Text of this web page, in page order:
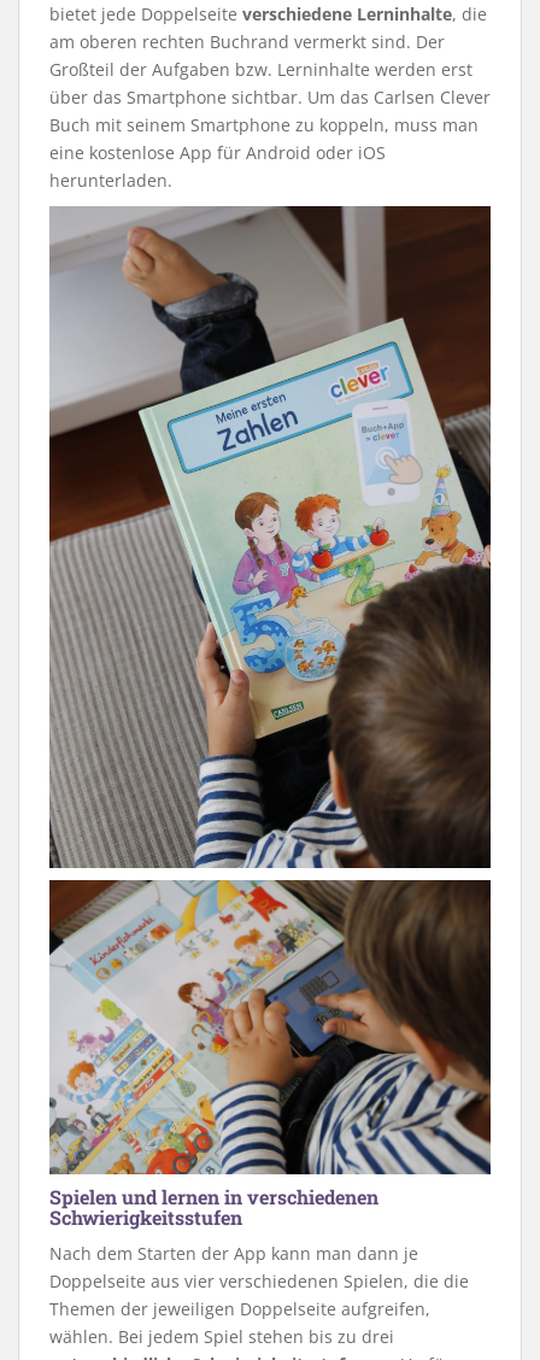
bietet jede Doppelseite verschiedene Lerninhalte, die
am oberen rechten Buchrand vermerkt sind. Der
Großteil der Aufgaben bzw. Lerninhalte werden erst
über das Smartphone sichtbar. Um das Carlsen Clever
Buch mit seinem Smartphone zu koppeln, muss man
eine kostenlose App für Android oder iOS
herunterladen.
Spielen und lernen in verschiedenen
Schwierigkeitsstufen
Nach dem Starten der App kann man dann je
Doppelseite aus vier verschiedenen Spielen, die die
Themen der jeweiligen Doppelseite aufgreifen,
wählen. Bei jedem Spiel stehen bis zu drei